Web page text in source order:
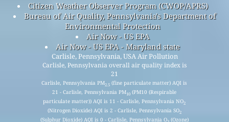
Citizen Weather Observer Program (CWOP/APRS)
Bureau of Air Quality, Pennsylvania's Department of
Environmental Protection
Air Now - US EPA
Air Now - US EPA - Maryland state
Carlisle, Pennsylvania, USA Air Pollution
Carlisle, Pennsylvania overall air quality index is
21
Carlisle, Pennsylvania PM2.5 (fine particulate matter) AQI is
21 - Carlisle, Pennsylvania PM10 (PM10 (Respirable
particulate matter)) AQI is 11 - Carlisle, Pennsylvania NO2
(Nitrogen Dioxide) AQI is 2 - Carlisle, Pennsylvania SO2
(Sulphur Dioxide) AQI is 0 - Carlisle, Pennsylvania O (Ozone)